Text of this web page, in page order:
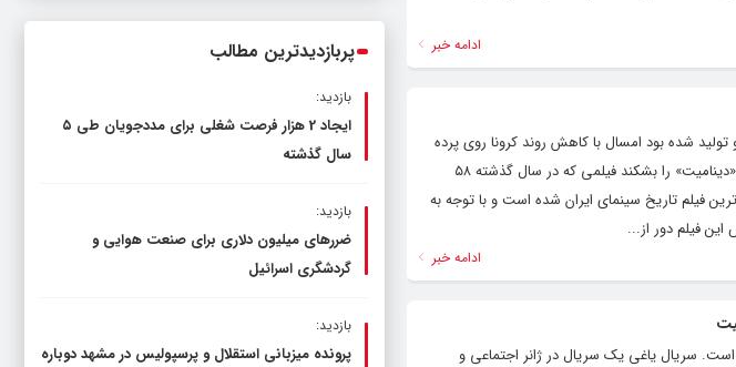
ادامه خبر
به نقل از شهرآرانیوز، فیلم انفرادی که قبل از کرونا و در سال ۱۳۹۸ تهیه و تولید شده بود امسال با کاهش روند کرونا روی پرده
سینما رفت و عملاً مسعود اطیابی کارگردان این فیلم توانست رکورد فیلم دیگر خودش یعنی «دینامیت» را بشکند فیلمی که در سال گذشته ۵۸
فیلم تاریخ سینمای ایران شده است و با توجه به
ادامه خبر
است. سریال یاغی یک سریال در ژانر اجتماعی و
پربازدیدترین مطالب
بازدید:
ایجاد 2 هزار فرصت شغلی برای مددجویان طی ۵
سال گذشته
بازدید:
ضررهای میلیون دلاری برای صنعت هوایی و
گردشگری اسرائیل
بازدید:
پرونده میزبانی استقلال و پرسپولیس در مشهد دوباره